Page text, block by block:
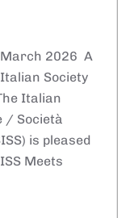
2026 A
Society
Italian
/ Società
is pleased
Meets